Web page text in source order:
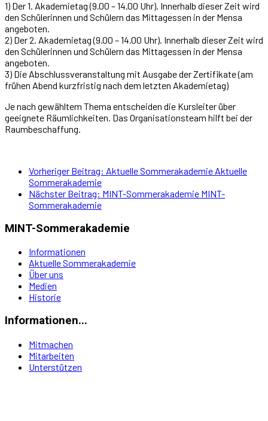
1) Der 1. Akademietag (9.00 – 14.00 Uhr). Innerhalb dieser Zeit wird
den Schülerinnen und Schülern das Mittagessen in der Mensa
angeboten.
2) Der 2. Akademietag (9.00 – 14.00 Uhr). Innerhalb dieser Zeit wird
den Schülerinnen und Schülern das Mittagessen in der Mensa
angeboten.
3) Die Abschlussveranstaltung mit Ausgabe der Zertifikate (am
frühen Abend kurzfristig nach dem letzten Akademietag)
Je nach gewähltem Thema entscheiden die Kursleiter über
geeignete Räumlichkeiten. Das Organisationsteam hilft bei der
Raumbeschaffung.
Vorheriger Beitrag: Aktuelle Sommerakademie Aktuelle
Sommerakademie
Nächster Beitrag: MINT-Sommerakademie MINT-
Sommerakademie
MINT-Sommerakademie
Informationen
Aktuelle Sommerakademie
Über uns
Medien
Historie
Informationen...
Mitmachen
Mitarbeiten
Unterstützen